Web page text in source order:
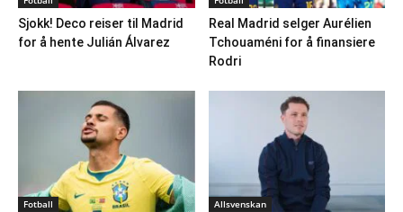
Sjokk! Deco reiser til Madrid
for å hente Julián Álvarez
Real Madrid selger Aurélien
Tchouaméni for å finansiere
Rodri
Fotball Allsvenskan